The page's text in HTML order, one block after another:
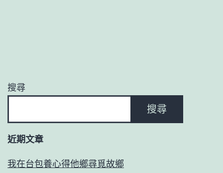
搜尋
搜尋
近期文章
我在台包養心得他鄉尋覓故鄉